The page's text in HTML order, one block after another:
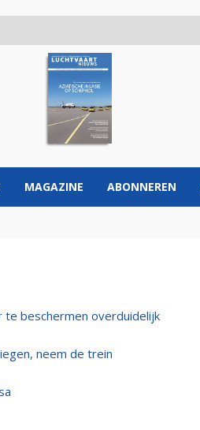
MAGAZINE ABONNEREN
te beschermen overduidelijk
neem de trein